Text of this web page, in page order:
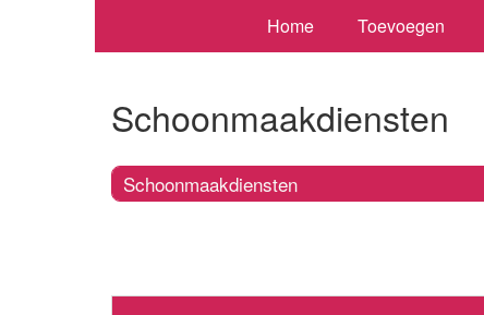
Home Toevoegen
Schoonmaakdiensten
Schoonmaakdiensten